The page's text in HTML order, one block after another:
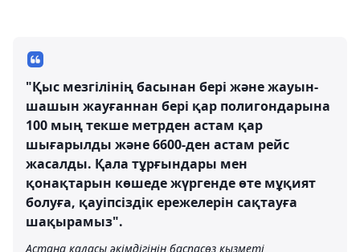
"Қыс мезгілінің басынан бері және жауын-
шашын жауғаннан бері қар полигондарына
100 мың текше метрден астам қар
шығарылды және 6600-ден астам рейс
жасалды. Қала тұрғындары мен
қонақтарын көшеде жүргенде өте мұқият
болуға, қауіпсіздік ережелерін сақтауға
шақырамыз".
Астана қаласы әкімдігінің баспасөз қызметі